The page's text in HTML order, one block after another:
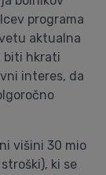
programa
aktualna
biti hkrati
interes, da
višini 30 mio
ki se